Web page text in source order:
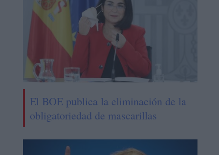
El BOE publica la eliminación de la
obligatoriedad de mascarillas